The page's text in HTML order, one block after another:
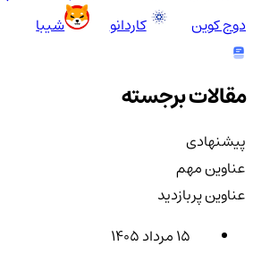
دوج کوین
کاردانو شیبا
مقالات برجسته
پیشنهادی
عناوین مهم
عناوین پربازدید
۱۵ مرداد ۱۴۰۵